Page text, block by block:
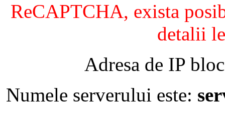
ReCAPTCHA, exista
detalii
Adresa de IP
Numele serverului este: